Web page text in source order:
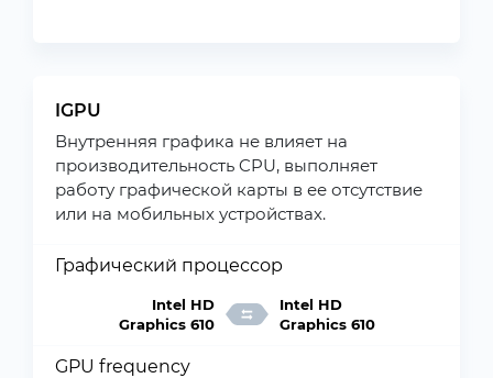
IGPU
Внутренняя графика не влияет на
производительность CPU, выполняет
работу графической карты в ее отсутствие
или на мобильных устройствах.
Графический процессор
Intel HD
Graphics 610
Intel HD
Graphics 610
GPU frequency